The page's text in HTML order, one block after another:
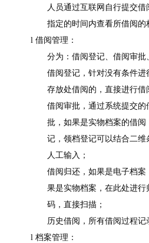
人员通过互联网自行提交
指定的时间内查看所借阅的
l 借阅管理：
分为：借阅登记、借阅审批
借阅登记，针对没有条件
存放处借阅的，直接进行借
借阅审批，通过系统提交
批，如果是实物档案的借
记，领档登记可以结合二
人工输入；
借阅归还，如果是电子档
果是实物档案，在此处进
码，直接扫描；
历史借阅，所有借阅过程记
l 档案管理：